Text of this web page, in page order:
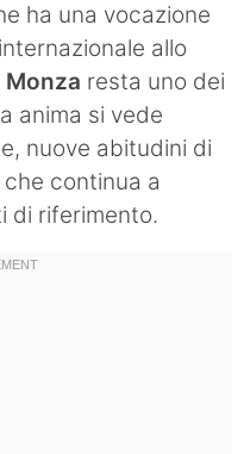
ha una vocazione
allo
Monza resta uno dei
anima si vede
nuove abitudini di
continua a
di riferimento.